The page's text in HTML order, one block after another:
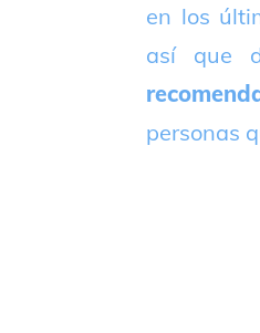
en los
así que
personas